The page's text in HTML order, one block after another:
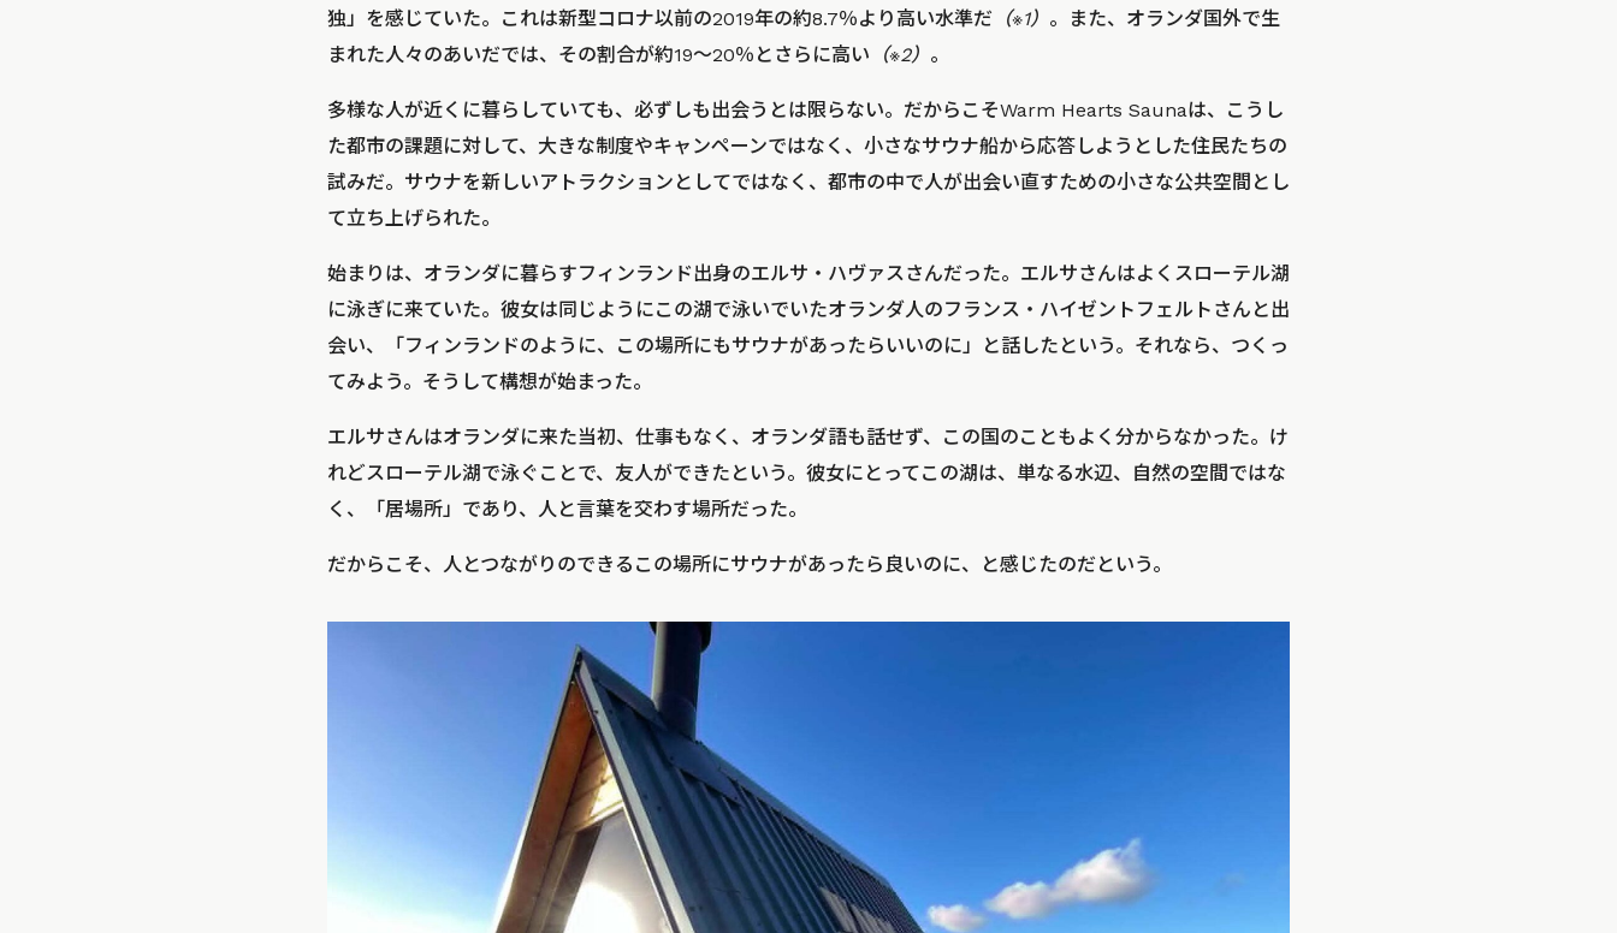
独」を感じていた。これは新型コロナ以前の2019年の約8.7％より高い水準だ （※1） 。また、オランダ国外で生
まれた人々のあいだでは、その割合が約19〜20％とさらに高い （※2） 。
多様な人が近くに暮らしていても、必ずしも出会うとは限らない。だからこそWarm Hearts Saunaは、こうし
た都市の課題に対して、大きな制度やキャンペーンではなく、小さなサウナ船から応答しようとした住民たちの
試みだ。サウナを新しいアトラクションとしてではなく、都市の中で人が出会い直すための小さな公共空間とし
て立ち上げられた。
始まりは、オランダに暮らすフィンランド出身のエルサ・ハヴァスさんだった。エルサさんはよくスローテル湖
に泳ぎに来ていた。彼女は同じようにこの湖で泳いでいたオランダ人のフランス・ハイゼントフェルトさんと出
会い、「フィンランドのように、この場所にもサウナがあったらいいのに」と話したという。それなら、つくっ
てみよう。そうして構想が始まった。
エルサさんはオランダに来た当初、仕事もなく、オランダ語も話せず、この国のこともよく分からなかった。け
れどスローテル湖で泳ぐことで、友人ができたという。彼女にとってこの湖は、単なる水辺、自然の空間ではな
く、「居場所」であり、人と言葉を交わす場所だった。
だからこそ、人とつながりのできるこの場所にサウナがあったら良いのに、と感じたのだという。